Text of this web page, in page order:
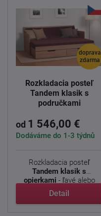
doprava
zdarma
Rozkladacia posteľ
Tandem klasik s
područkami
od 1 546,00 €
Dodáváme do 1-3 týdnů
Rozkladacia posteľ
Tandem klasik s
opierkami - ľavé alebo
pravé ...
Detail